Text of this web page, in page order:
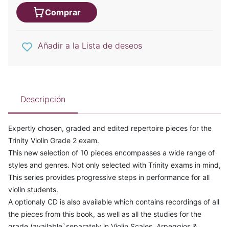
Comprar
Añadir a la Lista de deseos
Descripción
Expertly chosen, graded and edited repertoire pieces for the
Trinity Violin Grade 2 exam.
This new selection of 10 pieces encompasses a wide range of
styles and genres. Not only selected with Trinity exams in mind,
This series provides progressive steps in performance for all
violin students.
A optionaly CD is also available which contains recordings of all
the pieces from this book, as well as all the studies for the